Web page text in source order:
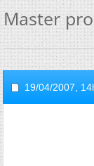
Master
19/04/2007,